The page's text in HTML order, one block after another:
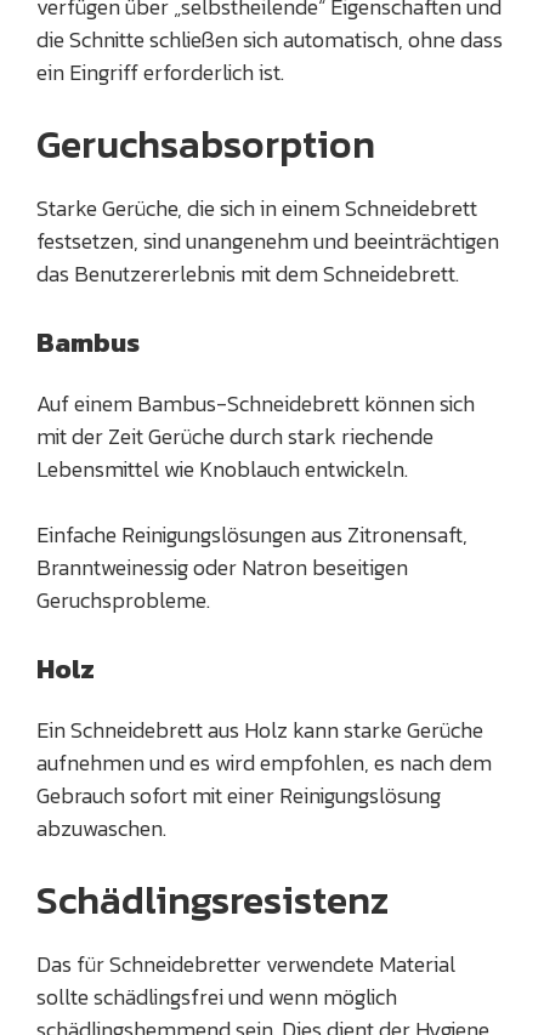
verfügen über „selbstheilende“ Eigenschaften und
die Schnitte schließen sich automatisch, ohne dass
ein Eingriff erforderlich ist.
Geruchsabsorption
Starke Gerüche, die sich in einem Schneidebrett
festsetzen, sind unangenehm und beeinträchtigen
das Benutzererlebnis mit dem Schneidebrett.
Bambus
Auf einem Bambus-Schneidebrett können sich
mit der Zeit Gerüche durch stark riechende
Lebensmittel wie Knoblauch entwickeln.
Einfache Reinigungslösungen aus Zitronensaft,
Branntweinessig oder Natron beseitigen
Geruchsprobleme.
Holz
Ein Schneidebrett aus Holz kann starke Gerüche
aufnehmen und es wird empfohlen, es nach dem
Gebrauch sofort mit einer Reinigungslösung
abzuwaschen.
Schädlingsresistenz
Das für Schneidebretter verwendete Material
sollte schädlingsfrei und wenn möglich